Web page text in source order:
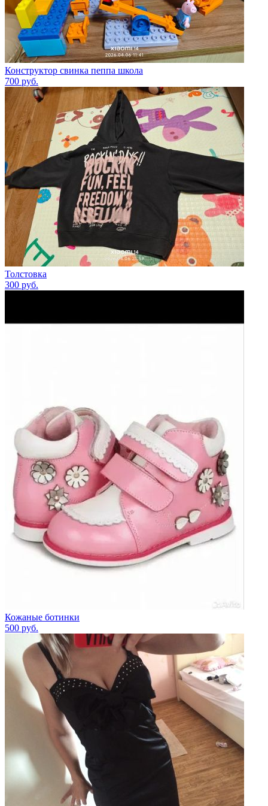
Конструктор свинка пеппа школа
700 руб.
Толстовка
300 руб.
Кожаные ботинки
500 руб.